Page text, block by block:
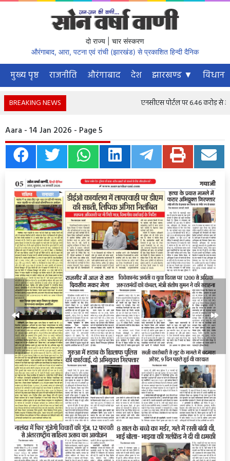
दो राज्य | चार संस्करण
औरंगाबाद, आरा, पटना एवं रांची (झारखंड) से प्रकाशित हिन्दी दैनिक
मुख्य पृष्ठ राजनीति औरंगाबाद देश झारखण्ड ▼
BREAKING NEWS एनसीएस पोर्टल पर 6.46 करोड़ से
Aara - 14 Jan 2026 - Page 5